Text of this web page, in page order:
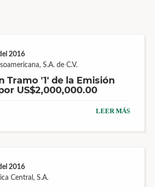
2016
S.A. de C.V.
Tramo '1' de la Emisión
US$2,000,000.00
LEER MÁS
2016
Central, S.A.